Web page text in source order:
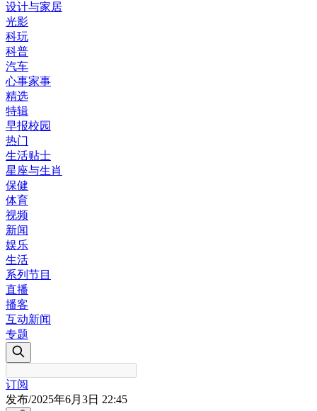
设计与家居
光影
科玩
科普
汽车
心事家事
精选
特辑
早报校园
热门
生活贴士
星座与生肖
保健
体育
视频
新闻
娱乐
生活
系列节目
直播
播客
互动新闻
专题
订阅
发布/2025年6月3日 22:45